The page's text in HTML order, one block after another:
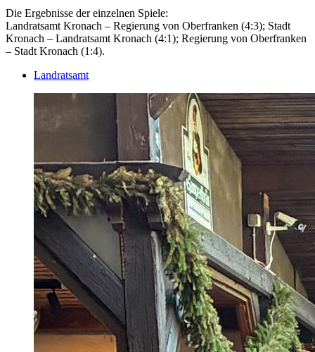
Die Ergebnisse der einzelnen Spiele:
Landratsamt Kronach – Regierung von Oberfranken (4:3); Stadt
Kronach – Landratsamt Kronach (4:1); Regierung von Oberfranken
– Stadt Kronach (1:4).
Landratsamt